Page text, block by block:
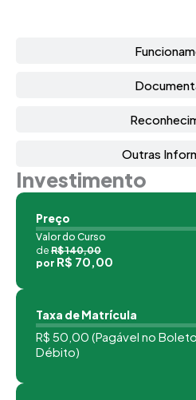
Outras
Investimento
Preço
Valor do Curso
de R$ 140,00
por R$ 70,00
Taxa de Matrícula
R$ 50,00 (Pagável no
Débito)